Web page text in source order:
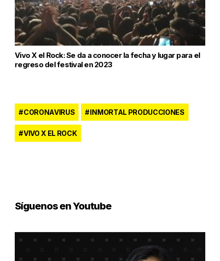
Vivo X el Rock: Se da a conocer la fecha y lugar para el
regreso del festival en 2023
CORONAVIRUS INMORTAL PRODUCCIONES
VIVO X EL ROCK
Síguenos en Youtube